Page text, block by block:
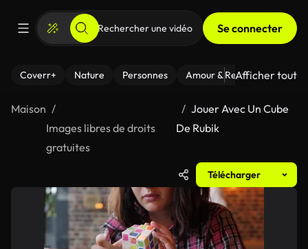
Se connecter
Coverr+ Nature Personnes Amour & Relations Le
Afficher tout
Maison
Images libres de droits
gratuites
Jouer Avec Un Cube
De Rubik
Télécharger